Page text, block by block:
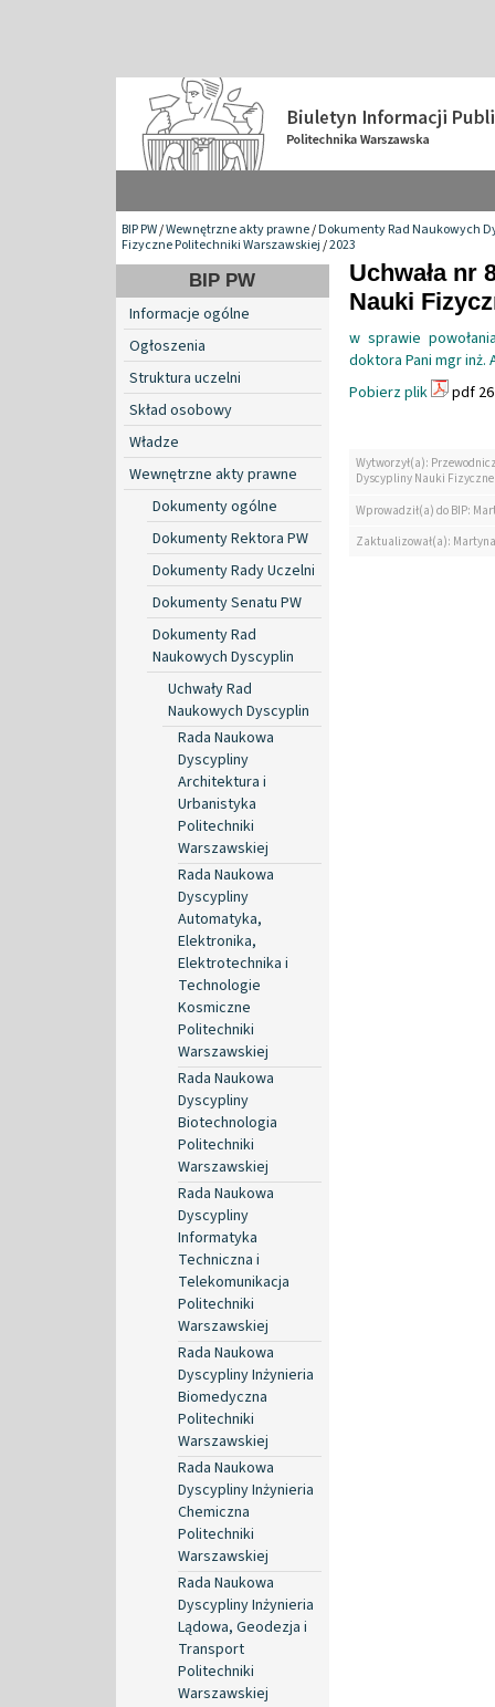
BIP PW/Wewnętrzne akty prawne/Dokumenty Rad Naukowych
Fizyczne Politechniki Warszawskiej/2023
BIP PW
Informacje ogólne
Ogłoszenia
Struktura uczelni
Skład osobowy
Władze
Wewnętrzne akty prawne
Dokumenty ogólne
Dokumenty Rektora PW
Dokumenty Rady Uczelni
Dokumenty Senatu PW
Dokumenty Rad
Naukowych Dyscyplin
Uchwały Rad
Naukowych Dyscyplin
Rada Naukowa
Dyscypliny
Architektura i
Urbanistyka
Politechniki
Warszawskiej
Rada Naukowa
Dyscypliny
Automatyka,
Elektronika,
Elektrotechnika i
Technologie
Kosmiczne
Politechniki
Warszawskiej
Rada Naukowa
Dyscypliny
Biotechnologia
Politechniki
Warszawskiej
Rada Naukowa
Dyscypliny
Informatyka
Techniczna i
Telekomunikacja
Politechniki
Warszawskiej
Rada Naukowa
Dyscypliny Inżynieria
Biomedyczna
Politechniki
Warszawskiej
Rada Naukowa
Dyscypliny Inżynieria
Chemiczna
Politechniki
Warszawskiej
Rada Naukowa
Dyscypliny Inżynieria
Lądowa, Geodezja i
Transport
Politechniki
Warszawskiej
Uchwała nr
Nauki
w sprawie
doktora Pani mgr inż.
Pobierz plik
pdf
Wytworzył(a):
Dyscypliny Nauki Fizyczne
Wprowadził(a) do BIP:
Zaktualizował(a):